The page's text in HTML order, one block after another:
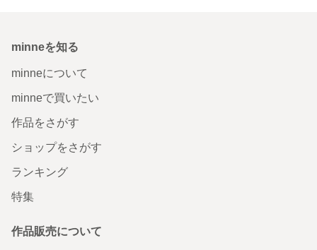
minneを知る
minneについて
minneで買いたい
作品をさがす
ショップをさがす
ランキング
特集
作品販売について